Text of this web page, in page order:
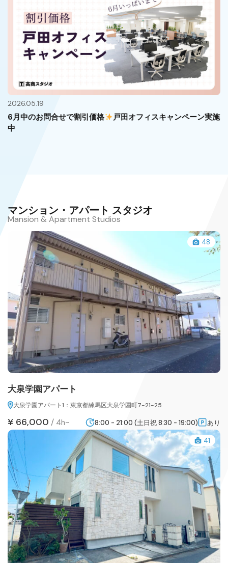
2026.05.19
6月中のお問合せで割引価格
戸田オフィスキャンペーン実施
中
マンション・アパート スタジオ
Mansion & Apartment Studios
48
大泉学園アパート
大泉学園アパート1：東京都練馬区大泉学園町7-21-25
¥ 66,000 / 4h~ 8:00 - 21:00 (土日祝 8:30 - 19:00) あり
41